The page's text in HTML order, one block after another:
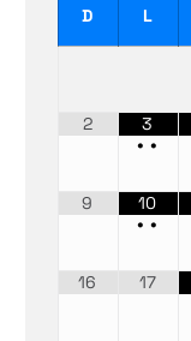
D L
2
3
••
9
10
••
16 17